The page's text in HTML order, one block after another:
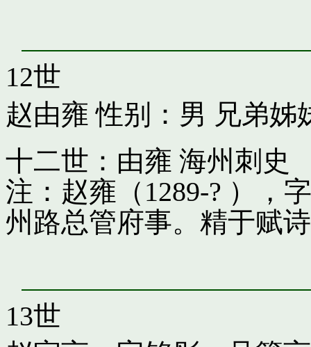
12世
赵由雍 性别：男 兄弟姊
十二世：由雍 海州刺史
注：赵雍（1289-? ），
州路总管府事。精于赋
13世